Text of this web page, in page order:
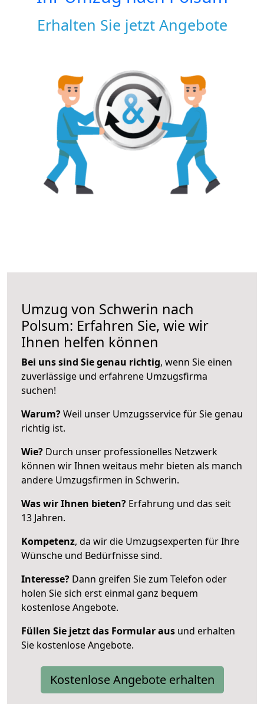
Erhalten Sie jetzt Angebote
Umzug von Schwerin nach
Polsum: Erfahren Sie, wie wir
Ihnen helfen können
Bei uns sind Sie genau richtig, wenn Sie einen
zuverlässige und erfahrene Umzugsfirma
suchen!
Warum?Weil unser Umzugsservice für Sie genau
richtig ist.
Wie? Durch unser professionelles Netzwerk
können wir Ihnen weitaus mehr bieten als manch
andere Umzugsfirmen in Schwerin.
Was wir Ihnen bieten? Erfahrung und das seit
13 Jahren.
Kompetenz, da wir die Umzugsexperten für Ihre
Wünsche und Bedürfnisse sind.
Interesse? Dann greifen Sie zum Telefon oder
holen Sie sich erst einmal ganz bequem
kostenlose Angebote.
Füllen Sie jetzt das Formular aus und erhalten
Sie kostenlose Angebote.
Kostenlose Angebote erhalten